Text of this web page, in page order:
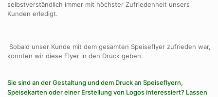
selbstverständlich immer mit höchster Zufriedenheit unsers
Kunden erledigt.
Sobald unser Kunde mit dem gesamten Speiseflyer zufrieden war,
konnten wir diese Flyer in den Druck geben.
Sie sind an der Gestaltung und dem Druck an Speiseflyern,
Speisekarten oder einer Erstellung von Logos interessiert? Lassen